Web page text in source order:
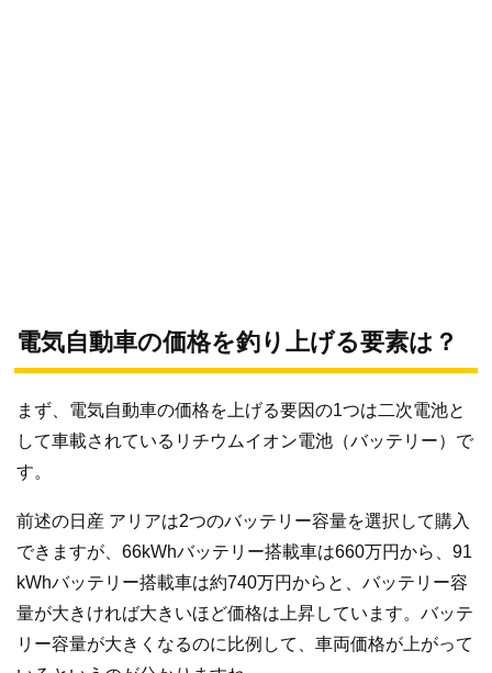
電気自動車の価格を釣り上げる要素は？
まず、電気自動車の価格を上げる要因の1つは二次電池と
して車載されているリチウムイオン電池（バッテリー）で
す。
前述の日産 アリアは2つのバッテリー容量を選択して購入
できますが、66kWhバッテリー搭載車は660万円から、91
kWhバッテリー搭載車は約740万円からと、バッテリー容
量が大きければ大きいほど価格は上昇しています。バッテ
リー容量が大きくなるのに比例して、車両価格が上がって